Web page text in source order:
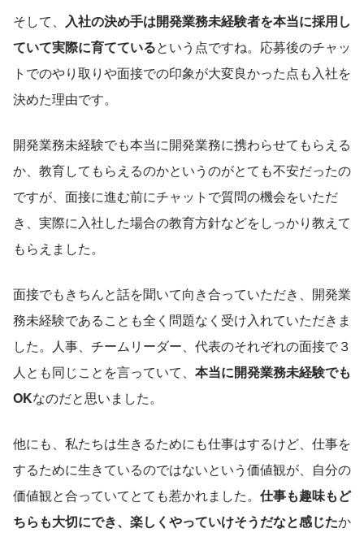
そして、 入社の決め手は開発業務未経験者を本当に採用し
ていて実際に育てているという点ですね。応募後のチャッ
トでのやり取りや面接での印象が大変良かった点も入社を
決めた理由です。
開発業務未経験でも本当に開発業務に携わらせてもらえる
か、教育してもらえるのかというのがとても不安だったの
ですが、面接に進む前にチャットで質問の機会をいただ
き、実際に入社した場合の教育方針などをしっかり教えて
もらえました。
面接でもきちんと話を聞いて向き合っていただき、開発業
務未経験であることも全く問題なく受け入れていただきま
した。人事、チームリーダー、代表のそれぞれの面接で３
人とも同じことを言っていて、 本当に開発業務未経験でも
OKなのだと思いました。
他にも、私たちは生きるためにも仕事はするけど、仕事を
するために生きているのではないという価値観が、自分の
価値観と合っていてとても惹かれました。 仕事も趣味もど
ちらも大切にでき、楽しくやっていけそうだなと感じたか